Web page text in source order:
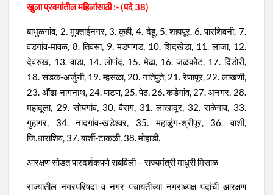
खुला प्रवर्गातील महिलांसाठी :- (पदे 38)
बाभुळगांव, 2. मुक्ताईनगर, 3. कुही, 4. देहू, 5. शहापूर, 6. पारशिवनी, 7.
वडगांव-मावळ, 8. तिवसा, 9. मंडणगड, 10. शिंदखेडा, 11. लांजा, 12.
देवरुख, 13. वाडा, 14. लोणंद, 15. मेढा, 16. जळकोट, 17. दिंडोरी,
18. सडक-अर्जुनी, 19. म्हसळा, 20. नातेपुते, 21. रेणापूर, 22. लाखणी,
23. औंढा-नागनाथ, 24. पाटण, 25. पेठ, 26. कडेगांव, 27. अनगर, 28.
महादूला, 29. सोयगांव, 30. वैराग, 31. लाखांदूर, 32. राळेगांव, 33.
गुहागर, 34. नांदगांव-खडेश्वर, 35. महाळुंग-श्रीपूर, 36. वाशी,
जि.धाराशिव, 37. बार्शी-टाकळी, 38. मोहाडी.
आरक्षण सोडत पारदर्शकपणे राबविली – राज्यमंत्री माधुरी मिसाळ
राज्यातील नगरपरिषदा व नगर पंचायतीच्या नगराध्यक्ष पदांची आरक्षण